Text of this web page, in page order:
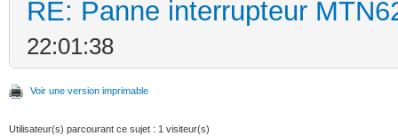
RE: Panne interrupteur
22:01:38
Voir une version imprimable
Utilisateur(s) parcourant ce sujet : 1 visiteur(s)